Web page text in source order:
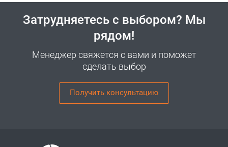
Затрудняетесь с выбором? Мы
рядом!
Менеджер свяжется с вами и поможет
сделать выбор
Получить консультацию